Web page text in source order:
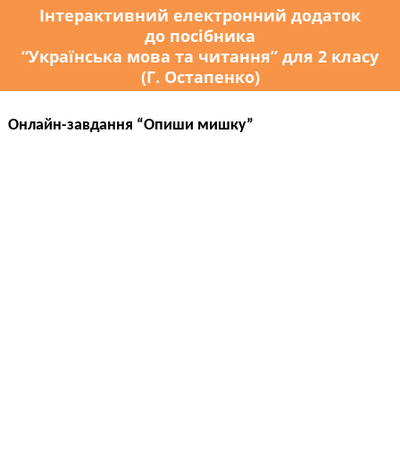
Інтерактивний електронний додаток
до посібника
“Українська мова та читання” для 2 класу
(Г. Остапенко)
Онлайн-завдання “Опиши мишку”